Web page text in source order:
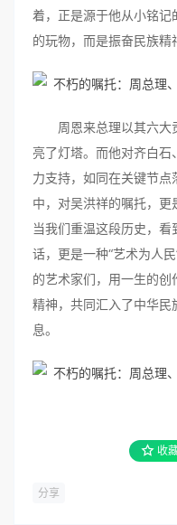
着，正是源于他从小铭
的玩物，而是振奋民族精
周恩来总理以其六大
亮了灯塔。而他对齐白石
力支持，如同在关键节
中，对吴洪祥的嘱托，更
当我们重温这段历史，
话，更是一种“艺术为人
的艺术家们，用一生的
精神，共同汇入了中华
息。
收
分享